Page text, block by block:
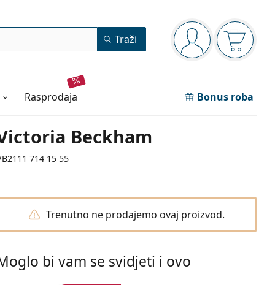
Navigacijska ploča
ste prijavljeni
Traži
rasprodaja Bonus roba
Beckham
714 15 55
Trenutno ne prodajemo ovaj proizvod.
bi vam se svidjeti i ovo